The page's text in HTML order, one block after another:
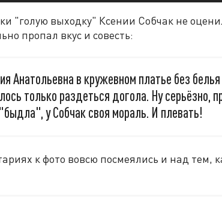
"голую выходку" Ксении Собчак не
пропал вкус и совесть:
Анатольевна в кружевном платье без
только раздеться догола. Ну серьёзно,
у Собчак своя мораль. И плевать!
к фото вовсю посмеялись и над тем,